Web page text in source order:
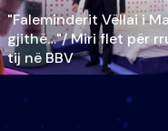
"Faleminderit Vëllai i
gjithë…"/ Miri flet për
tij në BBV